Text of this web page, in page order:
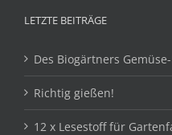
LETZTE BEITRÄGE
Des Biogärtners
Richtig gießen!
12 x Lesestoff für